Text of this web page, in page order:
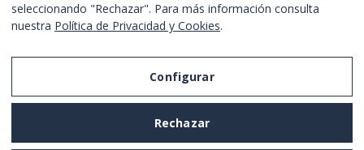
Estoy de acuerdo con los términos y condiciones
seleccionando "Rechazar". Para más información consulta
nuestra Política de Privacidad y Cookies.
Configurar
Rechazar
Aviso Legal
Política de Privacidad y Cookies